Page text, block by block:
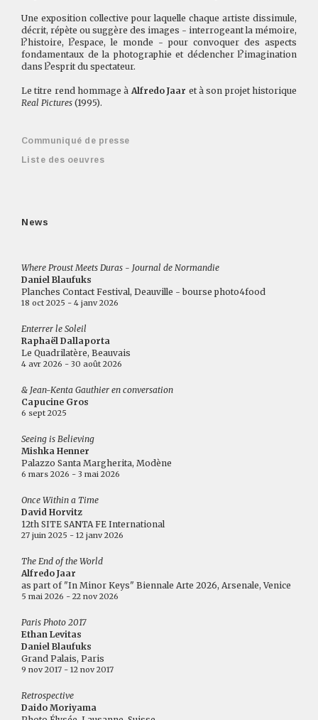
Une exposition collective pour laquelle chaque artiste dissimule,
décrit, répète ou suggère des images - interrogeant la mémoire,
l?histoire, l?espace, le monde - pour convoquer des aspects
fondamentaux de la photographie et déclencher l?imagination
dans l?esprit du spectateur.
Le titre rend hommage à Alfredo Jaar et à son projet historique
Real Pictures (1995).
Communiqué de presse
Liste des oeuvres
News
Where Proust Meets Duras - Journal de Normandie
Daniel Blaufuks
Planches Contact Festival, Deauville - bourse photo4food
18 oct 2025 - 4 janv 2026
Enterrer le Soleil
Raphaël Dallaporta
Le Quadrilatère, Beauvais
4 avr 2026 - 30 août 2026
& Jean-Kenta Gauthier en conversation
Capucine Gros
6 sept 2025
Seeing is Believing
Mishka Henner
Palazzo Santa Margherita, Modène
6 mars 2026 - 3 mai 2026
Once Within a Time
David Horvitz
12th SITE SANTA FE International
27 juin 2025 - 12 janv 2026
The End of the World
Alfredo Jaar
as part of "In Minor Keys" Biennale Arte 2026, Arsenale, Venice
5 mai 2026 - 22 nov 2026
Paris Photo 2017
Ethan Levitas
Daniel Blaufuks
Grand Palais, Paris
9 nov 2017 - 12 nov 2017
Retrospective
Daido Moriyama